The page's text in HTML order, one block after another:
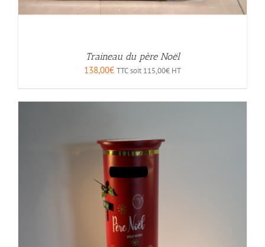
Traineau du père Noël
138,00€ TTC soit 115,00€ HT